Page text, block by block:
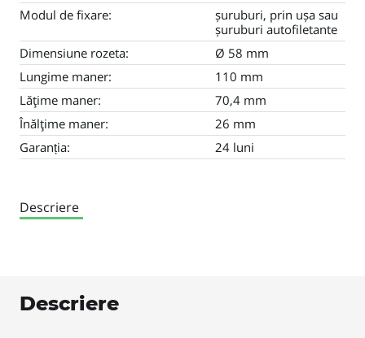
Modul de fixare:
șuruburi, prin ușa sau
șuruburi autofiletante
Dimensiune rozeta:
Ø 58 mm
Lungime maner:
110 mm
Lăţime maner:
70,4 mm
Înălţime maner:
26 mm
Garanția:
24 luni
Descriere
Descriere